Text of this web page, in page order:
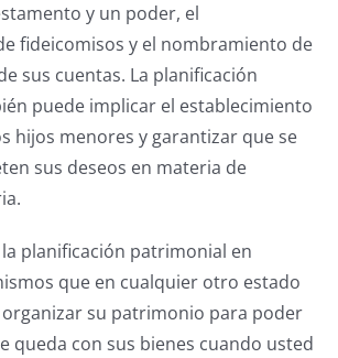
y un poder, el
fideicomisos y el nombramiento de
sus cuentas. La planificación
puede implicar el establecimiento
hijos menores y garantizar que se
sus deseos en materia de
planificación patrimonial en
que en cualquier otro estado
organizar su patrimonio para poder
queda con sus bienes cuando usted